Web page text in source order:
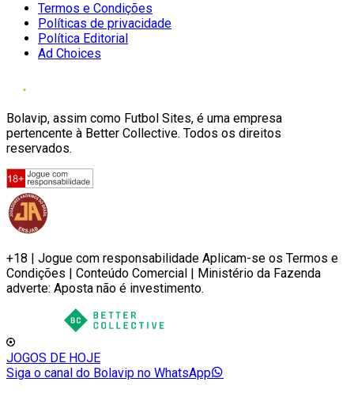
Termos e Condições
Políticas de privacidade
Política Editorial
Ad Choices
Bolavip, assim como Futbol Sites, é uma empresa
pertencente à Better Collective. Todos os direitos
reservados.
+18 | Jogue com responsabilidade Aplicam-se os Termos e
Condições | Conteúdo Comercial | Ministério da Fazenda
adverte: Aposta não é investimento.
JOGOS DE HOJE
Siga o canal do Bolavip no WhatsApp